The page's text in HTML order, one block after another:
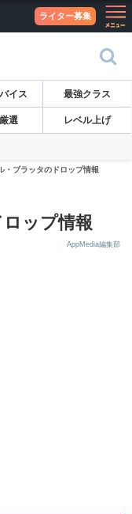
ライター募集
イス 最強クラス
選 レベル上げ
・ブラッタのドロップ情報
ップ情報
AppMedia編集部